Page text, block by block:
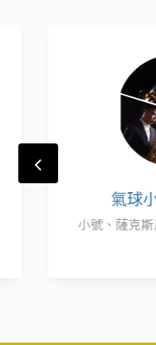
歌唱、樂器演